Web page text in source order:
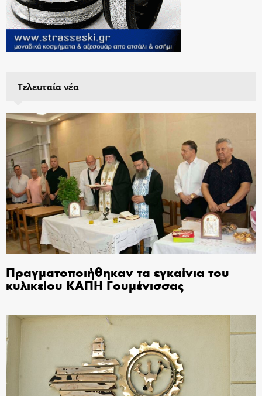
Τελευταία νέα
Πραγματοποιήθηκαν τα εγκαίνια του
κυλικείου ΚΑΠΗ Γουμένισσας